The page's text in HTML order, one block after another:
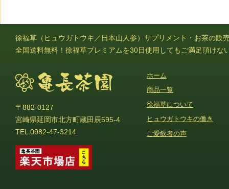
徐福草（ヒュウガトウキ／日本山人参）サプリメント・お茶の販
全国送料無料！徐福草プレミアムを30日使用してもご満足頂けな
〒882-0127
宮崎県延岡市北方町蔵田辰595-4
TEL 0982-47-3214
ホーム
商品一覧
徐福草について
ヒュウガトウキの働き
ご愛飲者の声